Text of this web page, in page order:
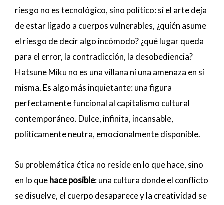
riesgo no es tecnológico, sino político: si el arte deja
de estar ligado a cuerpos vulnerables, ¿quién asume
el riesgo de decir algo incómodo? ¿qué lugar queda
para el error, la contradicción, la desobediencia?
Hatsune Miku no es una villana ni una amenaza en sí
misma. Es algo más inquietante: una figura
perfectamente funcional al capitalismo cultural
contemporáneo. Dulce, infinita, incansable,
políticamente neutra, emocionalmente disponible.
Su problemática ética no reside en lo que hace, sino
en lo quehace posible: una cultura donde el conflicto
se disuelve, el cuerpo desaparece y la creatividad se